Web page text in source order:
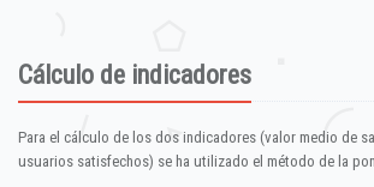
Cálculo de indicadores
Para el cálculo de los dos indicadores (valor medio de
usuarios satisfechos) se ha utilizado el método de la